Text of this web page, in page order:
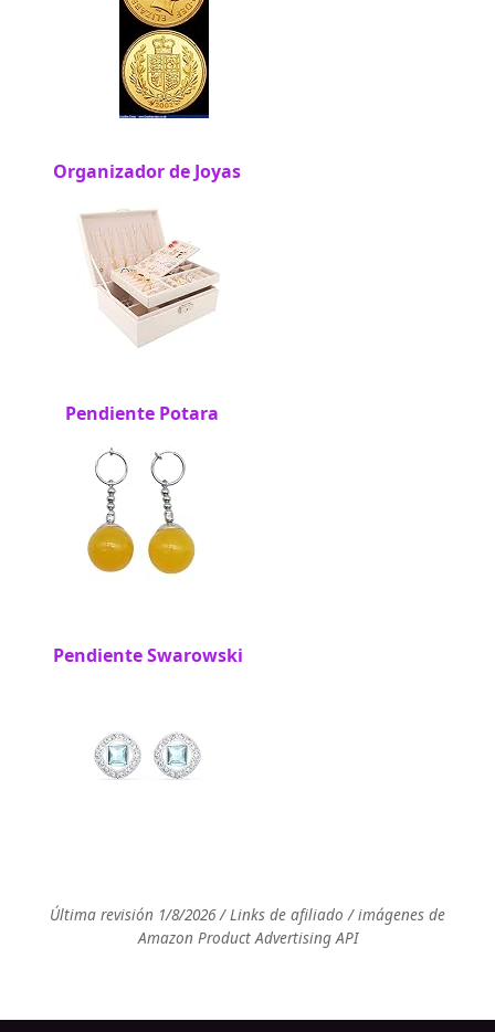
Organizador de Joyas
Pendiente Potara
Pendiente Swarowski
Última revisión 1/8/2026 / Links de afiliado / imágenes de
Amazon Product Advertising API